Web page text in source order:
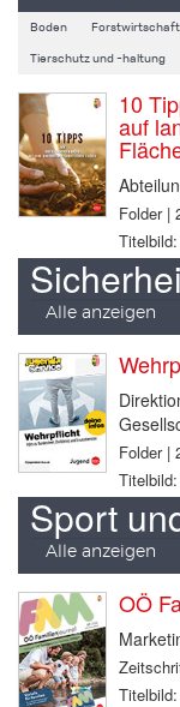
Boden Forstwirtschaft
Tierschutz und -haltung
10
auf
Folder |
Alle anzeigen
Folder |
Sport
Alle anzeigen
OÖ